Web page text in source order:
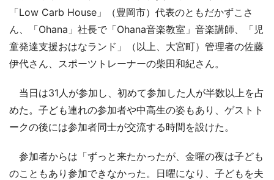
「Low Carb House」（豊岡市）代表のともだかずこさ
ん、「Ohana」社長で「Ohana音楽教室」音楽講師、「児
童発達支援おはなランド」（以上、大宮町）管理者の佐藤
伊代さん、スポーツトレーナーの柴田和紀さん。
当日は31人が参加し、初めて参加した人が半数以上を占
めた。子ども連れの参加者や中高生の姿もあり、ゲストト
ークの後には参加者同士が交流する時間を設けた。
参加者からは「ずっと来たかったが、金曜の夜は子ども
のこともあり参加できなかった。日曜になり、子どもを夫